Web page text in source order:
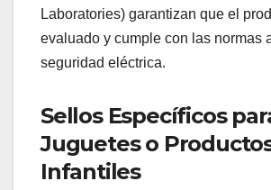
Laboratories) garantizan que el
evaluado y cumple con las normas
seguridad eléctrica.
Sellos Específicos
Juguetes o
Infantiles